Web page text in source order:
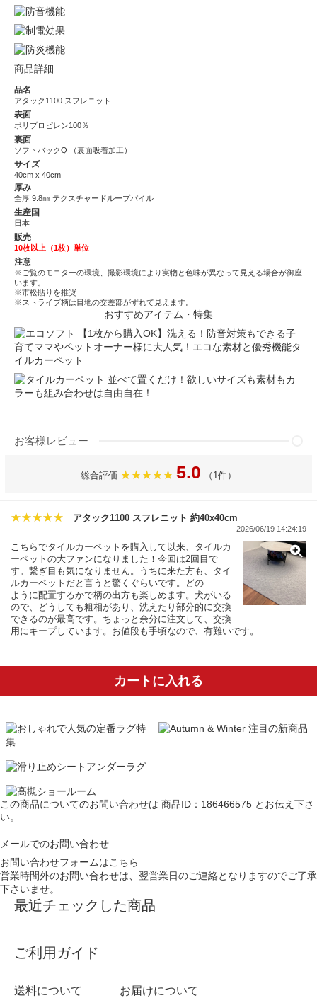
商品詳細
品名
アタック1100 スフレニット
表面
ポリプロピレン100％
裏面
ソフトバックQ （裏面吸着加工）
サイズ
40cm x 40cm
厚み
全厚 9.8㎜ テクスチャードループパイル
生産国
日本
販売
10枚以上（1枚）単位
注意
※ご覧のモニターの環境、撮影環境により実物と色味が異なって見える場合が御座
います。
※市松貼りを推奨
※ストライプ柄は目地の交差部がずれて見えます。
おすすめアイテム・特集
【1枚から購入OK】洗える！防音対策もできる子
育てママやペットオーナー様に大人気！エコな素材と優秀機能タ
イルカーペット
並べて置くだけ！欲しいサイズも素材もカ
ラーも組み合わせは自由自在！
お客様レビュー
総合評価 5.0 （1件）
アタック1100 スフレニット 約40x40cm
2026/06/19 14:24:19
こちらでタイルカーペットを購入して以来、タイルカ
ーペットの大ファンになりました！今回は2回目で
す。繋ぎ目も気になりません。うちに来た方も、タイ
ルカーペットだと言うと驚くぐらいです。どの
ように配置するかで柄の出方も楽しめます。犬がいる
ので、どうしても粗相があり、洗えたり部分的に交換
できるのが最高です。ちょっと余分に注文して、交換
用にキープしています。お値段も手頃なので、有難いです。
カートに入れる
この商品についてのお問い合わせは 商品ID：186466575 とお伝え下さ
い。
メールでのお問い合わせ
お問い合わせフォームはこちら
営業時間外のお問い合わせは、翌営業日のご連絡となりますのでご了承
下さいませ。
最近チェックした商品
ご利用ガイド
送料について お届けについて